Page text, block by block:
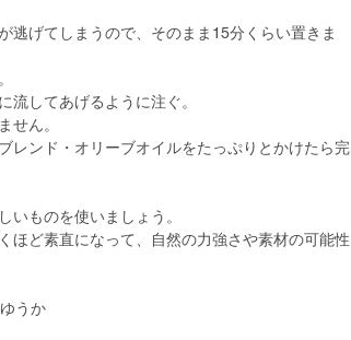
げてしまうので、そのまま15分くらい置きま
してあげるように注ぐ。
せん。
ンド・オリーブオイルをたっぷりとかけたら完
いものを使いましょう。
ほど素直になって、自然の力強さや素材の可能性
うか